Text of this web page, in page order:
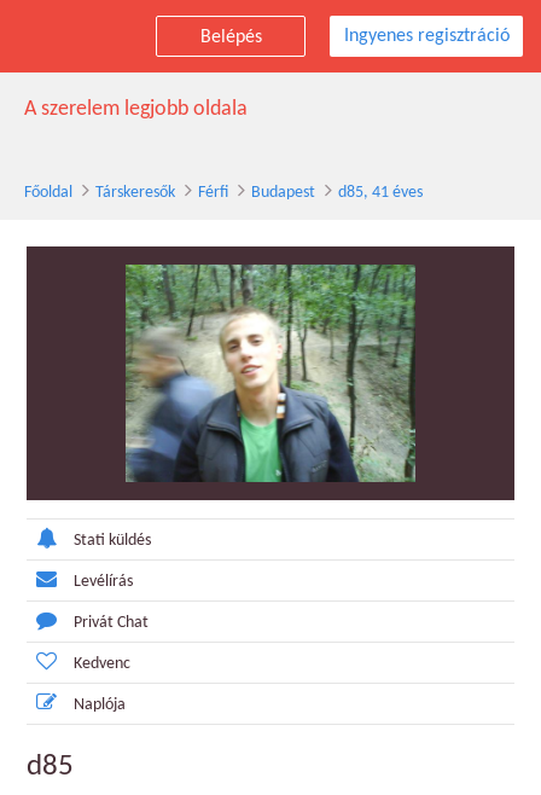
Belépés Ingyenes regisztráció
d85 társkereső férfi, 41 éves, Budapest
A szerelem legjobb oldala
Főoldal Társkeresők Férfi Budapest d85, 41 éves
Stati küldés
Levélírás
Privát Chat
Kedvenc
Naplója
d85